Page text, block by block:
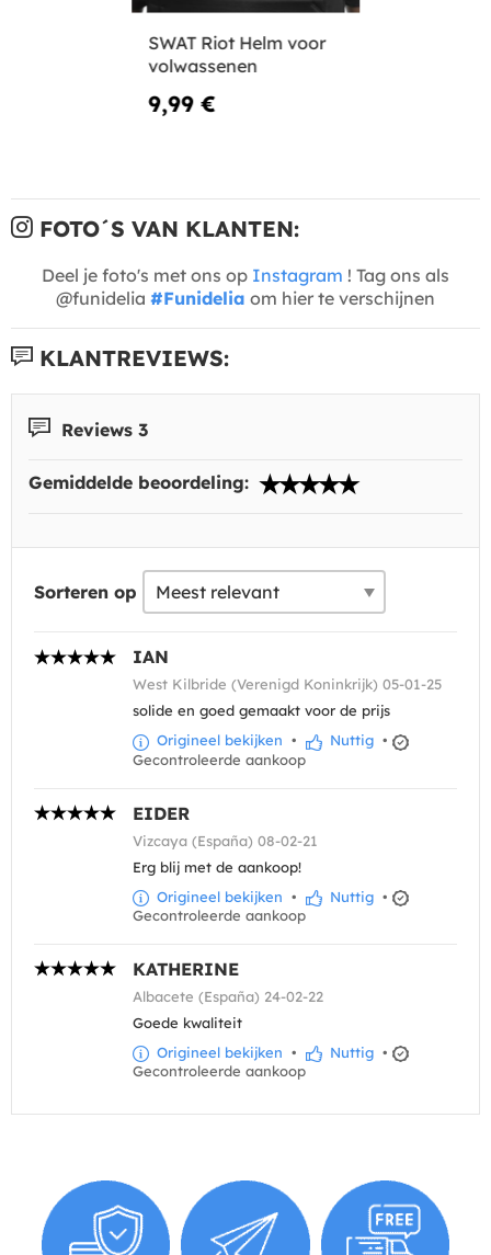
SWAT Riot Helm voor
volwassenen
9,99 €
FOTO´S VAN KLANTEN:
Deel je foto's met ons op Instagram ! Tag ons als
@funidelia #Funidelia om hier te verschijnen
KLANTREVIEWS:
Reviews 3
Gemiddelde beoordeling:
Sorteren op
IAN
West Kilbride (Verenigd Koninkrijk) 05-01-25
solide en goed gemaakt voor de prijs
Origineel bekijken • Nuttig •
Gecontroleerde aankoop
EIDER
Vizcaya (España) 08-02-21
Erg blij met de aankoop!
Origineel bekijken • Nuttig •
Gecontroleerde aankoop
KATHERINE
Albacete (España) 24-02-22
Goede kwaliteit
Origineel bekijken • Nuttig •
Gecontroleerde aankoop